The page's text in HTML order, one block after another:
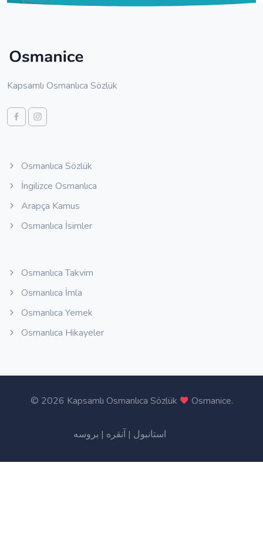
Kapsamlı Osmanlıca Sözlük
Osmanlıca Sözlük
İngilizce Osmanlıca
Arapça Kamus
Osmanlıca İsimler
Osmanlıca Takvim
Osmanlıca İmla
Osmanlıca Yemek
Osmanlıca Hikayeler
© 2026 Kapsamlı Osmanlıca Sözlük Osmanice.
استانبول | آنقره | بروسه